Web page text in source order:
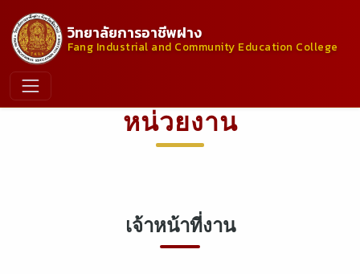
วิทยาลัยการอาชีพฝาง
Fang Industrial and Community Education College
หน่วยงาน
เจ้าหน้าที่งาน